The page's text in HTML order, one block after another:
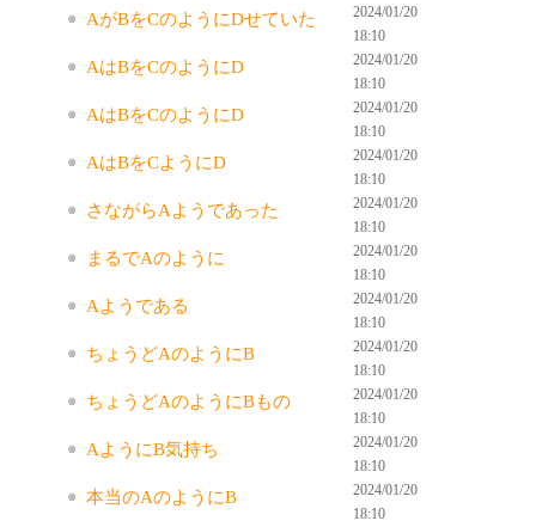
AがBをCのようにDせていた
2024/01/20
18:10
AはBをCのようにD
2024/01/20
18:10
AはBをCのようにD
2024/01/20
18:10
AはBをCようにD
2024/01/20
18:10
さながらAようであった
2024/01/20
18:10
まるでAのように
2024/01/20
18:10
Aようである
2024/01/20
18:10
ちょうどAのようにB
2024/01/20
18:10
ちょうどAのようにBもの
2024/01/20
18:10
AようにB気持ち
2024/01/20
18:10
本当のAのようにB
2024/01/20
18:10